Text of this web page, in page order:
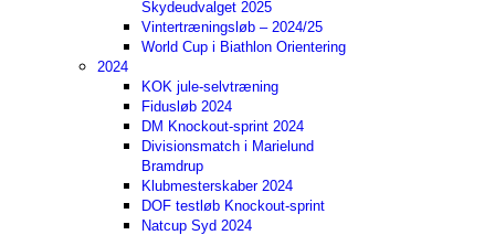
Skydeudvalget 2025
Vintertræningsløb – 2024/25
World Cup i Biathlon Orientering
2024
KOK jule-selvtræning
Fidusløb 2024
DM Knockout-sprint 2024
Divisionsmatch i Marielund
Bramdrup
Klubmesterskaber 2024
DOF testløb Knockout-sprint
Natcup Syd 2024